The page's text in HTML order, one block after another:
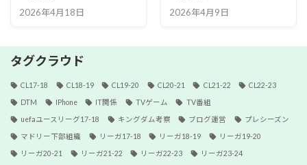
2026年4月18日 2026年4月9日
タグクラウド
CL17-18 CL18-19 CL19-20 CL20-21 CL21-22 CL22-23
DTM IPhone IT関係 TVゲーム TV番組
uefaユースリーグ17-18 キングダム考察 ブログ運営 プレシーズン
マドリー下部組織 リーガ17-18 リーガ18-19 リーガ19-20
リーガ20-21 リーガ21-22 リーガ22-23 リーガ23-24